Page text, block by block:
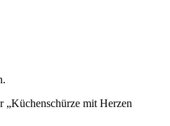
„Küchenschürze mit Herzen